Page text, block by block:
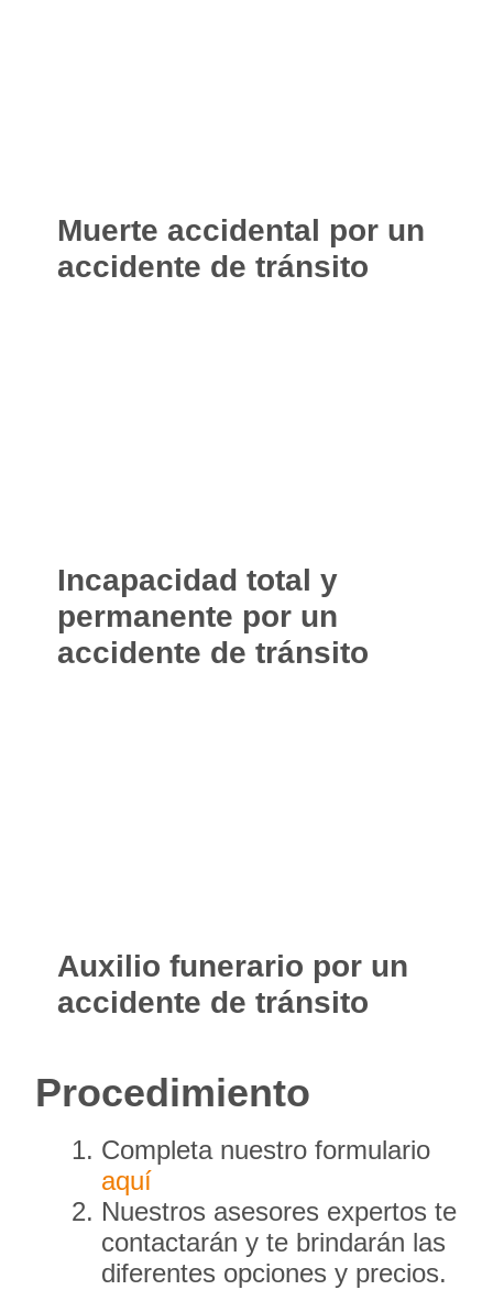
Muerte accidental por un
accidente de tránsito
Incapacidad total y
permanente por un
accidente de tránsito
Auxilio funerario por un
accidente de tránsito
Procedimiento
Completa nuestro formulario
aquí
Nuestros asesores expertos te
contactarán y te brindarán las
diferentes opciones y precios.